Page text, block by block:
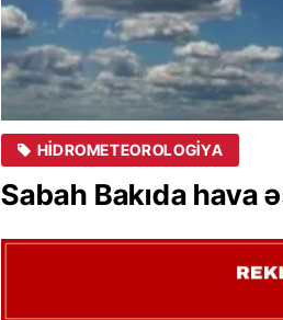
HIDROMETEOROLOGIYA
Sabah Bakıda